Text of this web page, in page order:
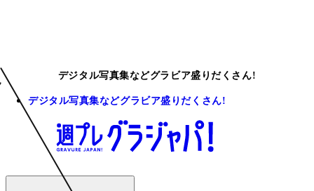
デジタル写真集などグラビア盛りだくさん!
デジタル写真集などグラビア盛りだくさん!